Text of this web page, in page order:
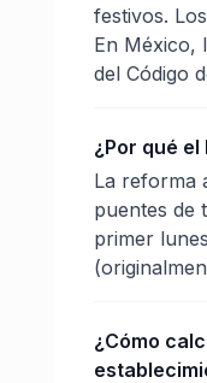
festivos.
En México,
del Código
¿Por qué
La reforma
puentes de
primer
¿Cómo